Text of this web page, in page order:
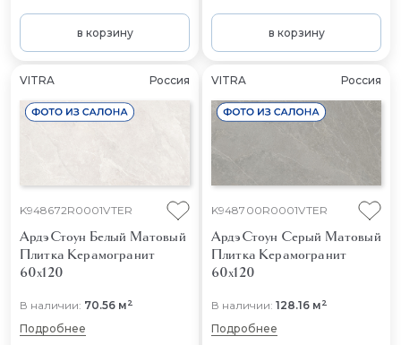
в корзину в корзину
VITRA Россия
K948672R0001VTER
АрдэСтоун Белый Матовый
Плитка Керамогранит
60x120
В наличии: 70.56 м2
Подробнее
VITRA Россия
K948700R0001VTER
АрдэСтоун Серый Матовый
Плитка Керамогранит
60x120
В наличии: 128.16 м2
Подробнее